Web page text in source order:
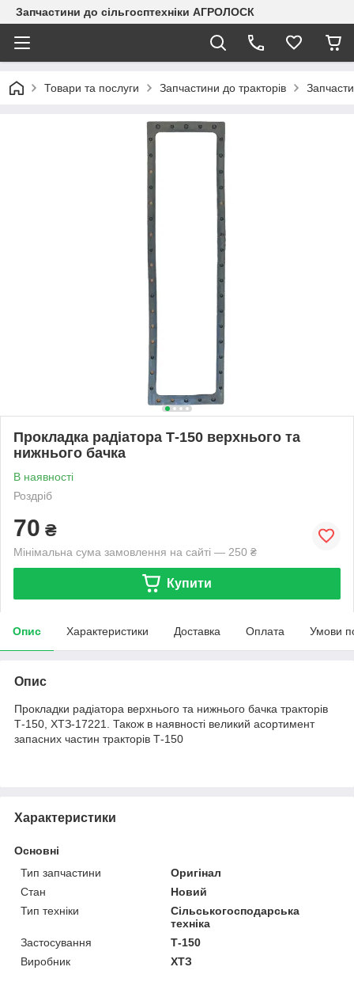
Запчастини до сільгосптехніки АГРОЛОСК
Товари та послуги Запчастини до тракторів
Прокладка радіатора Т-150 верхнього та
нижнього бачка
В наявності
Роздріб
70 ₴
Мінімальна сума замовлення на сайті — 250 ₴
Купити
Опис Характеристики Доставка Оплата Умови
Опис
Прокладки радіатора верхнього та нижнього бачка тракторів
Т-150, ХТЗ-17221. Також в наявності великий асортимент
запасних частин тракторів Т-150
Характеристики
Основні
Тип запчастини
Оригінал
Стан
Новий
Тип техніки
Сільськогосподарська
техніка
Застосування
Т-150
Виробник
ХТЗ